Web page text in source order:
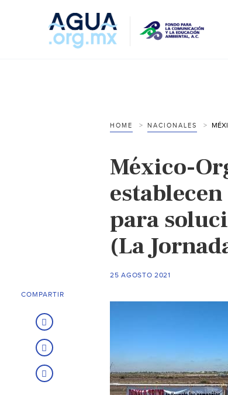
HOME NACIONALES
México-
para
(La
25 AGOSTO 2021
COMPARTIR